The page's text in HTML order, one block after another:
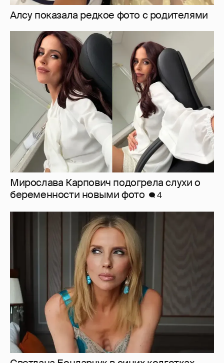
Мирослава Карпович подогрела слухи о
беременности новыми фото
4
Светлана Бондарчук в синих колготках
снялась в новой фотосессии